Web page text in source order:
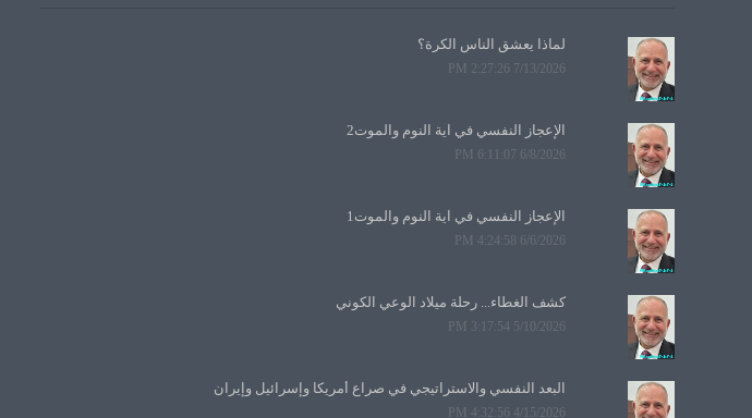
لماذا يعشق الناس الكرة؟
7/13/2026 2:27:26 PM
الإعجاز النفسي في آية النوم والموت2
6/8/2026 6:11:07 PM
الإعجاز النفسي في آية النوم والموت1
6/6/2026 4:24:58 PM
كشف الغطاء... رحلة ميلاد الوعي الكوني
5/10/2026 3:17:54 PM
البعد النفسي والاستراتيجي في صراع أمريكا وإسرائيل وإيران
4/15/2026 4:32:56 PM